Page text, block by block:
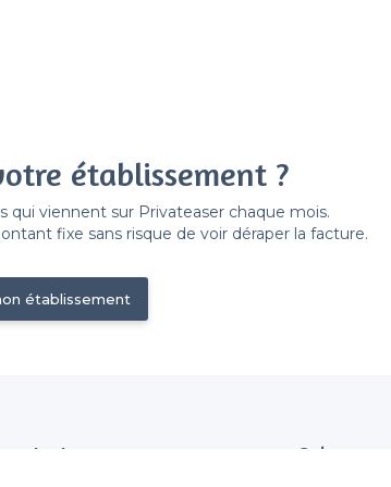
établissement ?
qui viennent sur Privateaser chaque mois.
fixe sans risque de voir déraper la facture.
établissement
Suivez nous